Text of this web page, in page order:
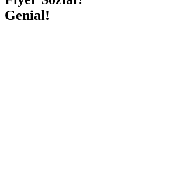
Genial!